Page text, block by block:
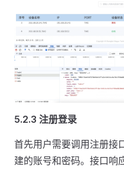
5.2.3 注册登录
首先用户需要调用注册接
建的账号和密码。接口响